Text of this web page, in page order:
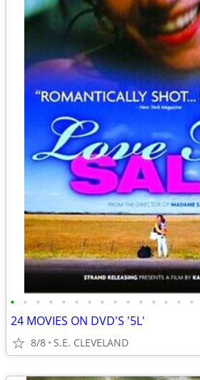
• • • • • • • • • • • • • • •
24 MOVIES ON DVD'S '5L'
8/8 S.E. CLEVELAND